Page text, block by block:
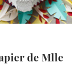
de Mlle